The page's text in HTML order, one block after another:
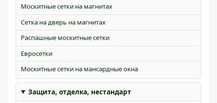
Москитные сетки на магнитах
Сетка на дверь на магнитах
Распашные москитные сетки
Евросетки
Москитные сетки на мансардные окна
Защита, отделка, нестандарт